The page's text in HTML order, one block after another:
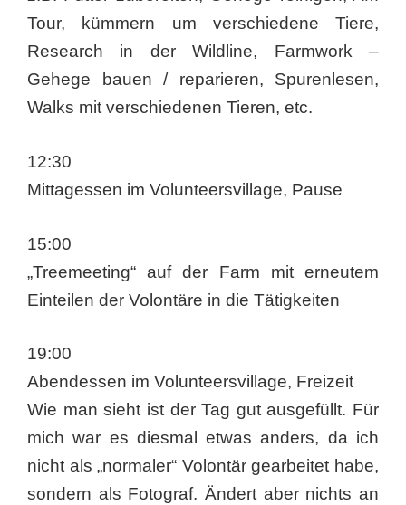
Tour, kümmern um verschiedene Tiere,
Research in der Wildline, Farmwork –
Gehege bauen / reparieren, Spurenlesen,
Walks mit verschiedenen Tieren, etc.
12:30
Mittagessen im Volunteersvillage, Pause
15:00
„Treemeeting“ auf der Farm mit erneutem
Einteilen der Volontäre in die Tätigkeiten
19:00
Abendessen im Volunteersvillage, Freizeit
Wie man sieht ist der Tag gut ausgefüllt. Für
mich war es diesmal etwas anders, da ich
nicht als „normaler“ Volontär gearbeitet habe,
sondern als Fotograf. Ändert aber nichts an